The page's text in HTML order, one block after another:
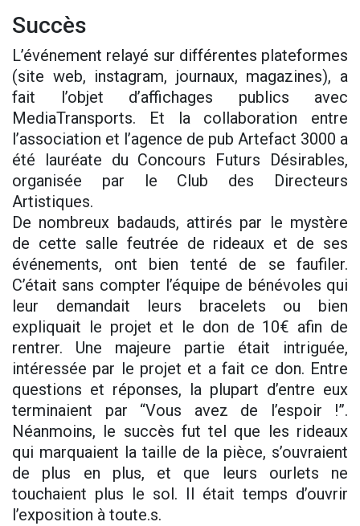
Succès
L’événement relayé sur différentes plateformes
(site web, instagram, journaux, magazines), a
fait l’objet d’affichages publics avec
MediaTransports. Et la collaboration entre
l’association et l’agence de pub Artefact 3000 a
été lauréate du Concours Futurs Désirables,
organisée par le Club des Directeurs
Artistiques.
De nombreux badauds, attirés par le mystère
de cette salle feutrée de rideaux et de ses
événements, ont bien tenté de se faufiler.
C’était sans compter l’équipe de bénévoles qui
leur demandait leurs bracelets ou bien
expliquait le projet et le don de 10€ afin de
rentrer. Une majeure partie était intriguée,
intéressée par le projet et a fait ce don. Entre
questions et réponses, la plupart d’entre eux
terminaient par “Vous avez de l’espoir !”.
Néanmoins, le succès fut tel que les rideaux
qui marquaient la taille de la pièce, s’ouvraient
de plus en plus, et que leurs ourlets ne
touchaient plus le sol. Il était temps d’ouvrir
l’exposition à toute.s.